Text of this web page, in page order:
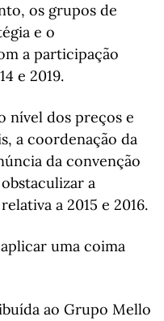
os grupos de
e o
a participação
e 2019.
nível dos preços e
a coordenação da
da convenção
a
a 2015 e 2016.
uma coima
ao Grupo Mello